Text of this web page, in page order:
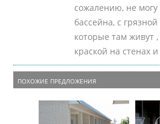
сожалению, не
бассейна, с
которые там живут
краской на стенах
ПОХОЖИЕ ПРЕДЛОЖЕНИЯ